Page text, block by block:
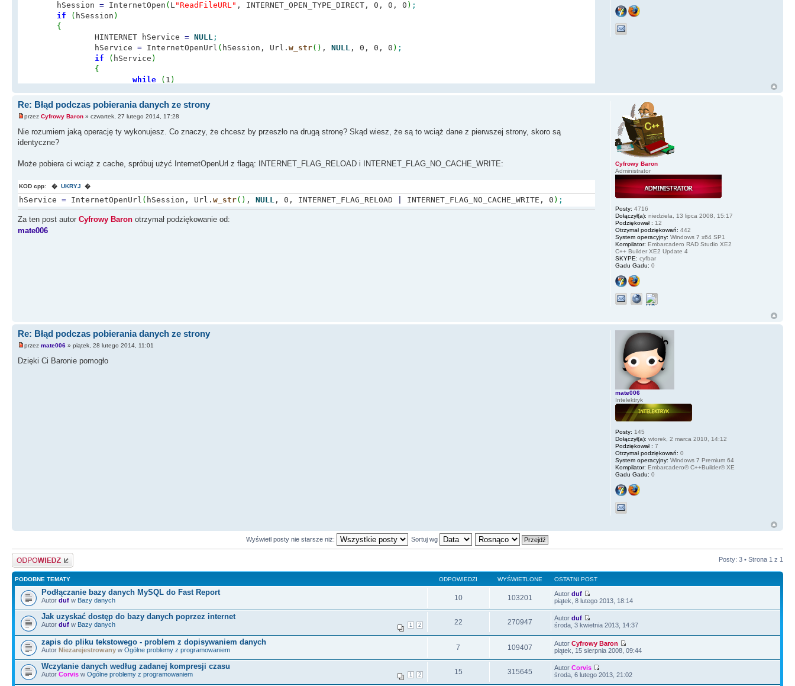
hSession = InternetOpen ( L"ReadFileURL" , INTERNET_OPEN_TYPE_DIRECT, 0, 0, 0 ) ;
if
( hSession )
{
HINTERNET hService = NULL ;
hService = InternetOpenUrl ( hSession, Url. w_str( ) , NULL , 0, 0, 0 ) ;
if
( hService )
{
while
( 1 )
charlpBuffer
DWORD dwBytesRead
InternetReadFile
if
(dwBytesRead ==0)
result+=lpBuffer ;
InternetCloseHandle
hService);
}
InternetCloseHandle(hSession);
Re: Błąd podczas pobierania danych ze strony
przez Cyfrowy Baron » czwartek, 27 lutego 2014, 17:28
Nie rozumiem jaką operację ty wykonujesz. Co znaczy, że chcesz by przeszło na drugą stronę? Skąd wiesz, że są to wciąż dane z pierwszej strony, skoro są
identyczne?
Może pobiera ci wciąż z cache, spróbuj użyć InternetOpenUrl z flagą: INTERNET_FLAG_RELOAD i INTERNET_FLAG_NO_CACHE_WRITE:
KOD cpp: � UKRYJ �
hService = InternetOpenUrl ( hSession, Url. w_str( ) , NULL , 0, INTERNET_FLAG_RELOAD INTERNET_FLAG_NO_CACHE_WRITE, 0 ) ;
Za ten post autor Cyfrowy Baron otrzymał podziękowanie od:
mate006
Cyfrowy Baron
Administrator
Posty: 4716
Dołączył(a): niedziela, 13 lipca 2008, 15:17
Podziękował : 12
Otrzymał podziękowań: 442
System operacyjny: Windows 7 x64 SP1
Kompilator: Embarcadero RAD Studio XE2
C++ Builder XE2 Update 4
SKYPE: cyfbar
Gadu Gadu: 0
Re: Błąd podczas pobierania danych ze strony
przez mate006 » piątek, 28 lutego 2014, 11:01
Dzięki Ci Baronie pomogło
mate006
Intelektryk
Posty: 145
Dołączył(a): wtorek, 2 marca 2010, 14:12
Podziękował : 7
Otrzymał podziękowań: 0
System operacyjny: Windows 7 Premium 64
Kompilator: Embarcadero® C++Builder® XE
Gadu Gadu: 0
Wyświetl posty nie starsze niż: Sortuj wg
Odpowiedz Posty: 3 • Strona 1 z 1
PODOBNE TEMATY ODPOWIEDZI WYŚWIETLONE OSTATNI POST
Podłączanie bazy danych MySQL do Fast Report
Autor duf w Bazy danych 10 103201 Autorduf
piątek, 8 lutego 2013, 18:14
Jak uzyskać dostęp do bazy danych poprzez internet
1 2
Autor duf w Bazy danych 22 270947 Autorduf
środa, 3 kwietnia 2013, 14:37
zapis do pliku tekstowego - problem z dopisywaniem danych
Autor Niezarejestrowany w Ogólne problemy z programowaniem 7 109407 AutorCyfrowy Baron
piątek, 15 sierpnia 2008, 09:44
Wczytanie danych według zadanej kompresji czasu
1 2
Autor Corvis w Ogólne problemy z programowaniem 15 315645 AutorCorvis
środa, 6 lutego 2013, 21:02